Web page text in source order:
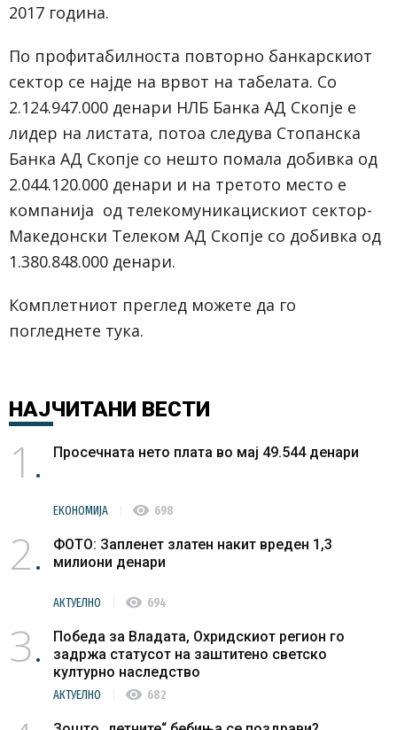
2017 година.
По профитабилноста повторно банкарскиот
сектор се најде на врвот на табелата. Со
2.124.947.000 денари НЛБ Банка АД Скопје е
лидер на листата, потоа следува Стопанска
Банка АД Скопје со нешто помала добивка од
2.044.120.000 денари и на третото место е
компанија од телекомуникацискиот сектор-
Македонски Телеком АД Скопје со добивка од
1.380.848.000 денари.
Комплетниот преглед можете да го
погледнете тука.
НАЈЧИТАНИ ВЕСТИ
1 Просечната нето плата во мај 49.544 денари
ЕКОНОМИЈА visibility 698
2
ФОТО: Запленет златен накит вреден 1,3
милиони денари
АКТУЕЛНО visibility 694
3
Победа за Владата, Охридскиот регион го
задржа статусот на заштитено светско
културно наследство
АКТУЕЛНО visibility 682